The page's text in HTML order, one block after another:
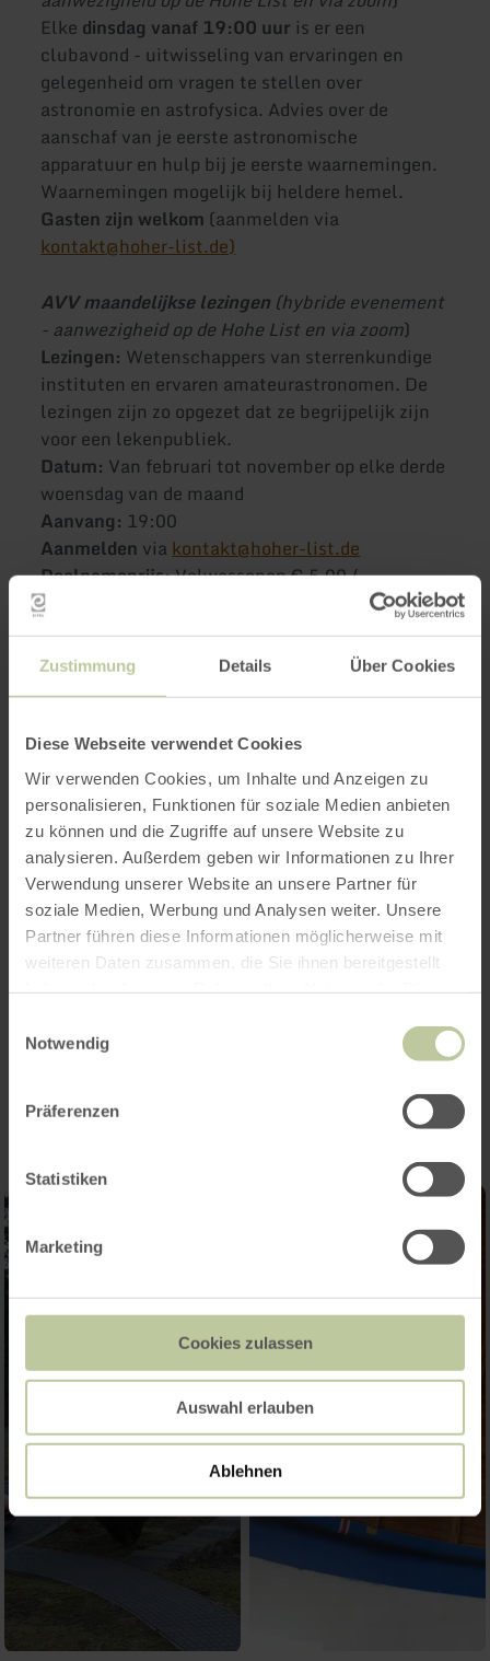
Zustimmung Details Über Cookies
Diese Webseite verwendet Cookies
Wir verwenden Cookies, um Inhalte und Anzeigen zu
personalisieren, Funktionen für soziale Medien anbieten
zu können und die Zugriffe auf unsere Website zu
analysieren. Außerdem geben wir Informationen zu Ihrer
Verwendung unserer Website an unsere Partner für
soziale Medien, Werbung und Analysen weiter. Unsere
Partner führen diese Informationen möglicherweise mit
weiteren Daten zusammen, die Sie ihnen bereitgestellt
Notwendig
Präferenzen
Statistiken
Marketing
Cookies zulassen
Auswahl erlauben
Ablehnen
Elke dinsdag vanaf 19:00 uur is er een
clubavond - uitwisseling van ervaringen en
gelegenheid om vragen te stellen over
astronomie en astrofysica. Advies over de
aanschaf van je eerste astronomische
apparatuur en hulp bij je eerste waarnemingen.
Waarnemingen mogelijk bij heldere hemel.
Gasten zijn welkom (aanmelden via
kontakt@hoher-list.de)
AVV maandelijkse lezingen (hybride evenement
- aanwezigheid op de Hohe List en via zoom)
Lezingen: Wetenschappers van sterrenkundige
instituten en ervaren amateurastronomen. De
lezingen zijn zo opgezet dat ze begrijpelijk zijn
voor een lekenpubliek.
Datum: Van februari tot november op elke derde
woensdag van de maand
Aanvang: 19:00
Aanmelden via kontakt@hoher-list.de
Deelnameprijs:Volwassenen € 5,00 /
scholieren, stagiairs en studenten € 2,50
Meer informatie is te
vinden op .
Meer informatie
Impressies